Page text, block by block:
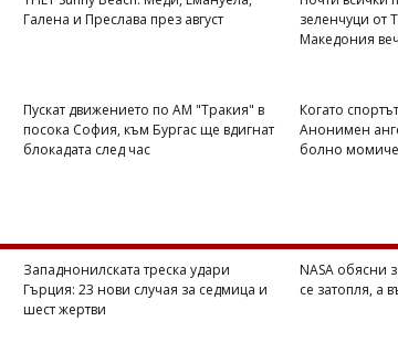
Галена и Преслава през август
зеленчуци от
Македония
Пускат движението по АМ "Тракия" в
посока София, към Бургас ще вдигнат
блокадата след час
Когато
Анонимен
болно момиче
Западнонилската треска удари
Гърция: 23 нови случая за седмица и
шест жертви
NASA обясни
се затопля, а